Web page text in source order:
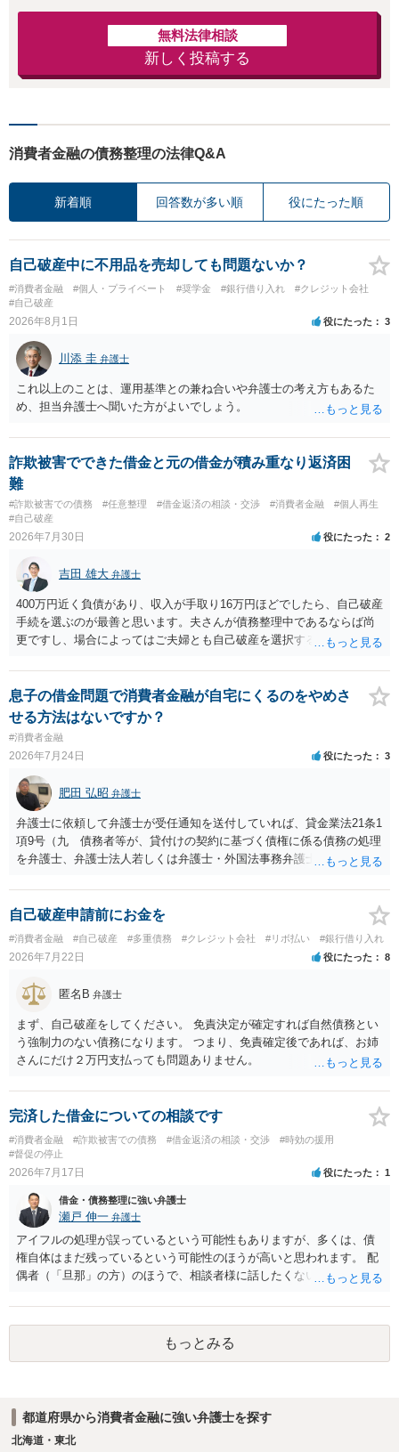
無料法律相談
新しく投稿する
消費者金融の債務整理の法律Q&A
新着順 回答数が多い順 役にたった順
自己破産中に不用品を売却しても問題ないか？
#消費者金融 #個人・プライベート #奨学金 #銀行借り入れ
#クレジット会社
#自己破産
2026年8月1日 役にたった 3
川添 圭 弁護士
これ以上のことは、運用基準との兼ね合いや弁護士の考え方もあるた
め、担当弁護士へ聞いた方がよいでしょう。
詐欺被害でできた借金と元の借金が積み重なり返済困
難
#詐欺被害での債務 #任意整理 #借金返済の相談・交渉 #消費者金融
#個人再生
#自己破産
2026年7月30日 役にたった 2
吉田 雄大 弁護士
400万円近く負債があり、収入が手取り16万円ほどでしたら、自己破産
手続を選ぶのが最善と思います。夫さんが債務整理中であるならば尚
更ですし、場合によってはご夫婦とも自己破産を選択する方法もある
息子の借金問題で消費者金融が自宅にくるのをやめさ
せる方法はないですか？
#消費者金融
2026年7月24日 役にたった 3
肥田 弘昭 弁護士
弁護士に依頼して弁護士が受任通知を送付していれば、貸金業法21条1
項9号（九 債務者等が、貸付けの契約に基づく債権に係る債務の処理
を弁護士、弁護士法人若しくは弁護士・外国法事務弁護士共同法人若
等」という。）に委託し、又はその処理のため必要な裁判所における
民事事件に関する手続をとり、弁護士等又は裁判所から書面によりそ
の旨の通知があつた場合において、正当な理由がないのに、債務者等
に対し、電話をかけ、電報を送達し、若しくはファクシミリ装置を用
いて送信し、又は訪問する方法により、当該債務を弁済することを要
求し、これに対し債務者等から直接要求しないよう求められたにもか
かわらず、更にこれらの方法で当該債務を弁済することを要求するこ
と。）に違反しています。監督官庁に行政処分を求める、裁判所に仮
処分申請、不退去罪が成立すれば警察に通報などの対応が考えられま
す。ご参考にしてください。
自己破産申請前にお金を
#消費者金融 #自己破産 #多重債務 #クレジット会社 #リボ払い #銀行借り入れ
2026年7月22日 役にたった 8
匿名B 弁護士
まず、自己破産をしてください。 免責決定が確定すれば自然債務とい
う強制力のない債務になります。 つまり、免責確定後であれば、お姉
さんにだけ２万円支払っても問題ありません。
完済した借金についての相談です
#消費者金融 #詐欺被害での債務 #借金返済の相談・交渉
#時効の援用
#督促の停止
2026年7月17日 役にたった 1
借金・債務整理に強い弁護士
瀬戸 伸一 弁護士
アイフルの処理が誤っているという可能性もありますが、多くは、債
権自体はまだ残っているという可能性のほうが高いと思われます。 配
偶者（「旦那」の方）のほうで、相談者様に話したくない事情等もあ
援用という方法も取れる可能性があるため、御主人に法律事務所に相
談にいくように説得されてはどうでしょうか。相談者様が一緒だと話
せない事情もあるかもしれないのでおひとりで行ってもらうほうがい
いかもしれません。 配偶者の債務がある状態で配偶者が亡くなると債
て相談にいくようにお話してみてはどうでしょうか。
もっとみる
都道府県から消費者金融に強い弁護士を探す
北海道・東北